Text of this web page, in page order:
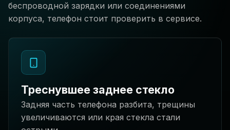
беспроводной зарядки или соединениями
корпуса, телефон стоит проверить в сервисе.
Треснувшее заднее стекло
Задняя часть телефона разбита, трещины
увеличиваются или края стекла стали